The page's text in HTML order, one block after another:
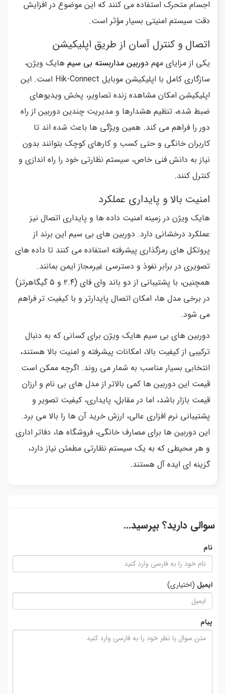
اجسام متحرک استفاده می کنند که این موضوع در افزایش
دقت سیستم امنیتی بسیار مؤثر است.
اتصال و کنترل آسان از طریق اپلیکیشن
یکی از مزایای مهم دوربین مداربسته بی سیم هایک ویژن،
سازگاری کامل با اپلیکیشن موبایل Hik-Connect است. این
اپلیکیشن امکان مشاهده زنده تصاویر، پخش ویدیوهای
ضبط شده، تنظیم هشدارها و مدیریت چندین دوربین از راه
دور را فراهم می کند. همین ویژگی ها باعث شده اند تا
کاربران خانگی و حتی کسب و کارهای کوچک بتوانند بدون
نیاز به دانش فنی خاص، سیستم نظارتی خود را راه اندازی و
کنترل کنند.
امنیت بالا و پایداری عملکرد
هایک ویژن در زمینه امنیت داده ها و پایداری اتصال نیز
عملکرد درخشانی دارد. دوربین های بی سیم این برند از
پروتکل های رمزگذاری پیشرفته استفاده می کنند تا داده های
تصویری در برابر نفوذ و دسترسی غیرمجاز ایمن بمانند.
همچنین، با پشتیبانی از دو باند وای فای (۲.۴ و ۵ گیگاهرتز)
در برخی مدل ها، امکان اتصال پایدارتر و با کیفیت تر فراهم
می شود.
دوربین های بی سیم هایک ویژن برای کسانی که به دنبال
ترکیبی از کیفیت بالا، امکانات پیشرفته و امنیت بالا هستند،
انتخابی بسیار مناسب به شمار می روند. اگرچه ممکن است
قیمت این دوربین ها کمی بالاتر از مدل های بی نام و ارزان
قیمت بازار باشد، اما در مقابل، پایداری، کیفیت تصویر و
پشتیبانی نرم افزاری عالی، ارزش خرید آن ها را بالا می برد.
این دوربین ها برای مصارف خانگی، فروشگاه ها، دفاتر اداری
و هر محیطی که به یک سیستم نظارتی مطمئن نیاز دارد،
گزینه ای ایده آل هستند.
سوالی دارید؟ بپرسید...
نام
ایمیل (اختیاری)
پیام